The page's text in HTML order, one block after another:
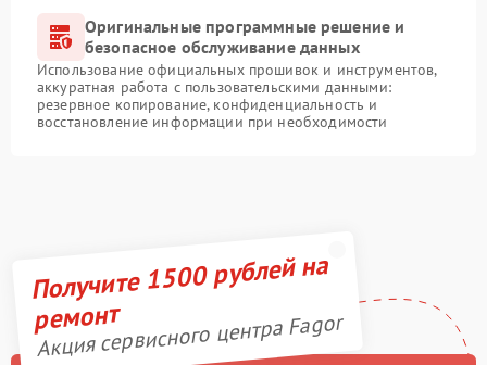
Оригинальные программные решение и
безопасное обслуживание данных
Использование официальных прошивок и инструментов,
аккуратная работа с пользовательскими данными:
резервное копирование, конфиденциальность и
восстановление информации при необходимости
Получите 1500 рублей на
ремонт
Акция сервисного центра Fagor